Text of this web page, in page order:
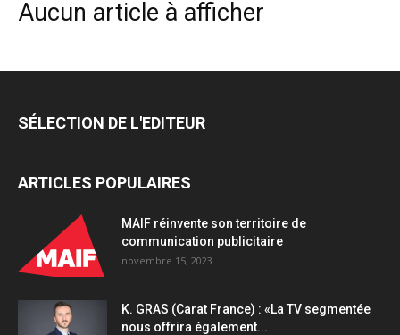
Aucun article à afficher
SÉLECTION DE L'EDITEUR
ARTICLES POPULAIRES
MAIF réinvente son territoire de
communication publicitaire
novembre 15, 2023
K. GRAS (Carat France) : «La TV segmentée
nous offrira également...